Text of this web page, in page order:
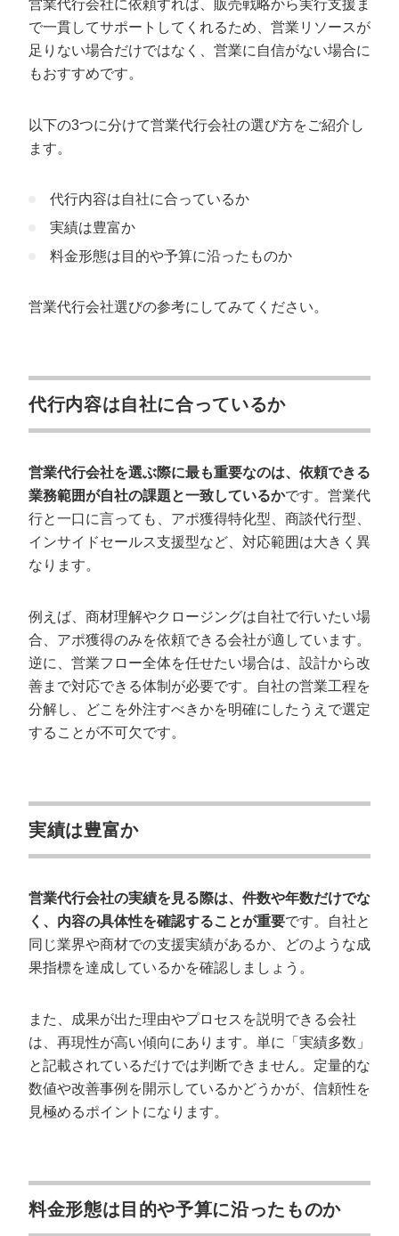
プロに無料相談をする
会社概要資料をダウンロー
ドする
営業代行会社に依頼すれば、販売戦略から実行支援ま
で一貫してサポートしてくれるため、営業リソースが
足りない場合だけではなく、営業に自信がない場合に
もおすすめです。
以下の3つに分けて営業代行会社の選び方をご紹介し
ます。
代行内容は自社に合っているか
実績は豊富か
料金形態は目的や予算に沿ったものか
営業代行会社選びの参考にしてみてください。
代行内容は自社に合っているか
営業代行会社を選ぶ際に最も重要なのは、依頼できる
業務範囲が自社の課題と一致しているかです。営業代
行と一口に言っても、アポ獲得特化型、商談代行型、
インサイドセールス支援型など、対応範囲は大きく異
なります。
例えば、商材理解やクロージングは自社で行いたい場
合、アポ獲得のみを依頼できる会社が適しています。
逆に、営業フロー全体を任せたい場合は、設計から改
善まで対応できる体制が必要です。自社の営業工程を
分解し、どこを外注すべきかを明確にしたうえで選定
することが不可欠です。
実績は豊富か
営業代行会社の実績を見る際は、件数や年数だけでな
く、内容の具体性を確認することが重要です。自社と
同じ業界や商材での支援実績があるか、どのような成
果指標を達成しているかを確認しましょう。
また、成果が出た理由やプロセスを説明できる会社
は、再現性が高い傾向にあります。単に「実績多数」
と記載されているだけでは判断できません。定量的な
数値や改善事例を開示しているかどうかが、信頼性を
見極めるポイントになります。
料金形態は目的や予算に沿ったものか